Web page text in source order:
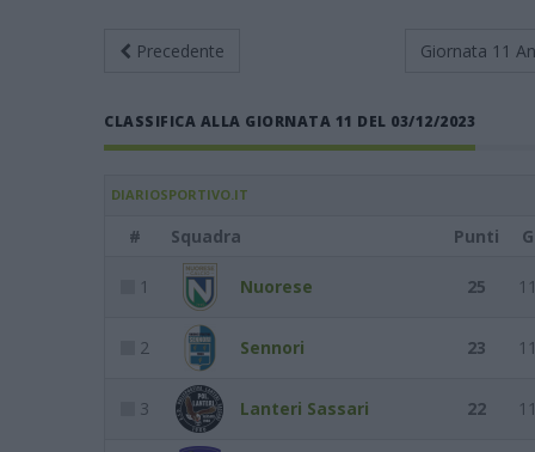
Precedente Giornata 11
CLASSIFICA ALLA GIORNATA 11 DEL 03/12/2023
DIARIOSPORTIVO.IT
#
Squadra Punti G
1 Nuorese 25 11
2 Sennori 23 11
3 Lanteri Sassari 22 11